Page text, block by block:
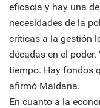
eficacia y hay una
necesidades de la
críticas a la gestión
décadas en el
tiempo. Hay fondos
afirmó Maidana.
En cuanto a la